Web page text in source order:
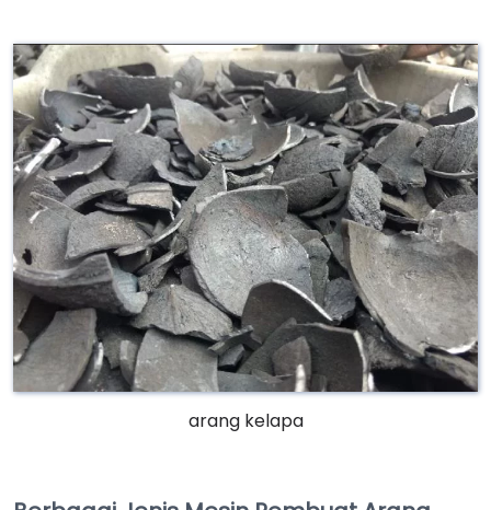
arang kelapa